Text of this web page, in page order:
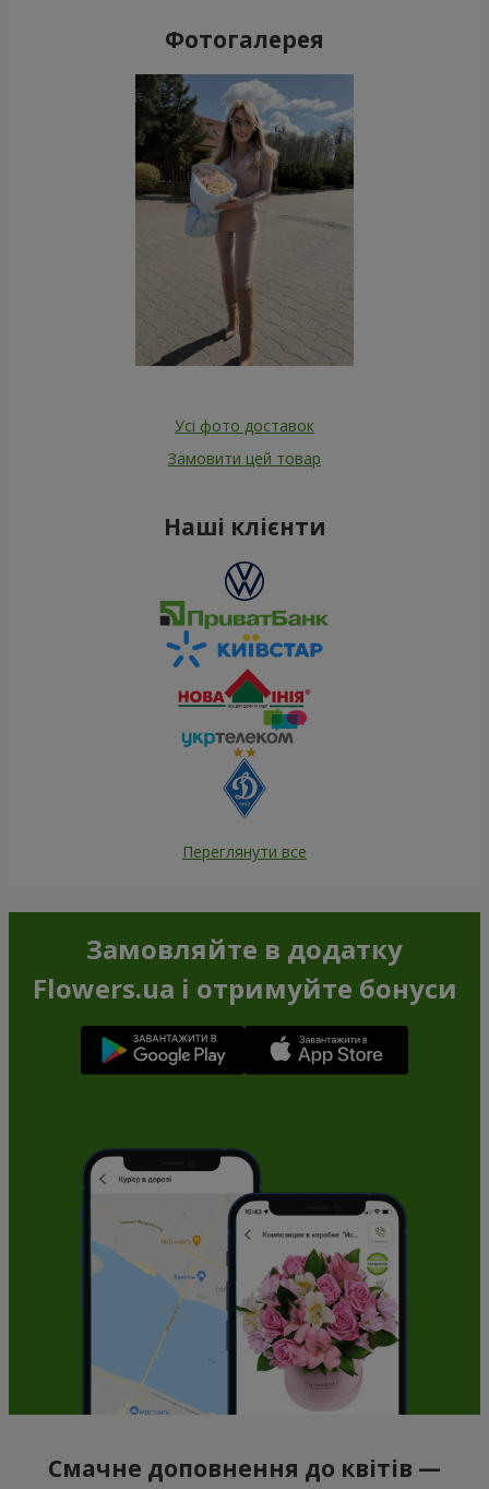
Фотогалерея
Усі фото доставок
Замовити цей товар
Наші клієнти
Переглянути все
Замовляйте в додатку
Flowers.ua і отримуйте бонуси
Смачне доповнення до квітів —